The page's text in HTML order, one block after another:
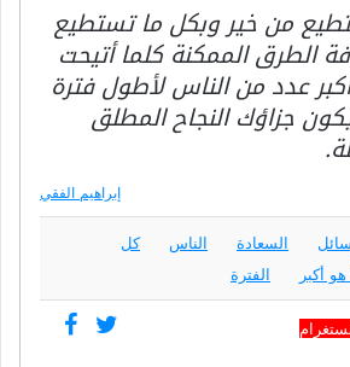
من خير وبكل ما تستطيع
الطرق الممكنة كلما أتيحت
عدد من الناس لأطول فترة
جزاؤك النجاح المطلق
إبراهيم الفقي
السعادة الناس
كل
هو أكبر الفترة